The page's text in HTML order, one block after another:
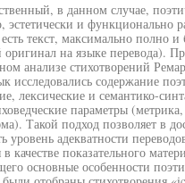
в данном случае,
эстетически и функционально
текст, максимально полно
на языке перевода).
анализе стихотворений
исследовались содержание
лексические и семантико-
параметры
Такой подход позволяет в
уровень адекватности
качестве показательного
основные особенности